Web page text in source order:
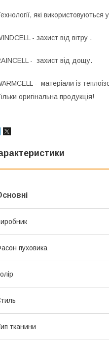
які використовуються
- захист від вітру .
- захист від дощу.
- матеріали із
оригінальна продукція!
пуховика
тканини